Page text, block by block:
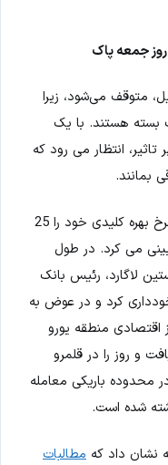
روز جمعه پاک
در روز جمعه، 18 آوریل، متوقف می‌شود، زیرا
بسته هستند. با یک
انتظار می رود که
بمانند.
روز پنجشنبه، بانک مرکزی اروپا (ECB) نرخ بهره کلیدی خود را 25
می کرد. در طول
لاگارد، رئیس بانک
خودداری کرد و در عوض به
اقتصادی منطقه یورو
و روز را در قلمرو
محدوده باریکی معامله
نشان داد که مطالبات